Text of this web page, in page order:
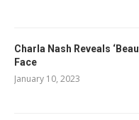
Charla Nash Reveals
Face
January 10, 2023